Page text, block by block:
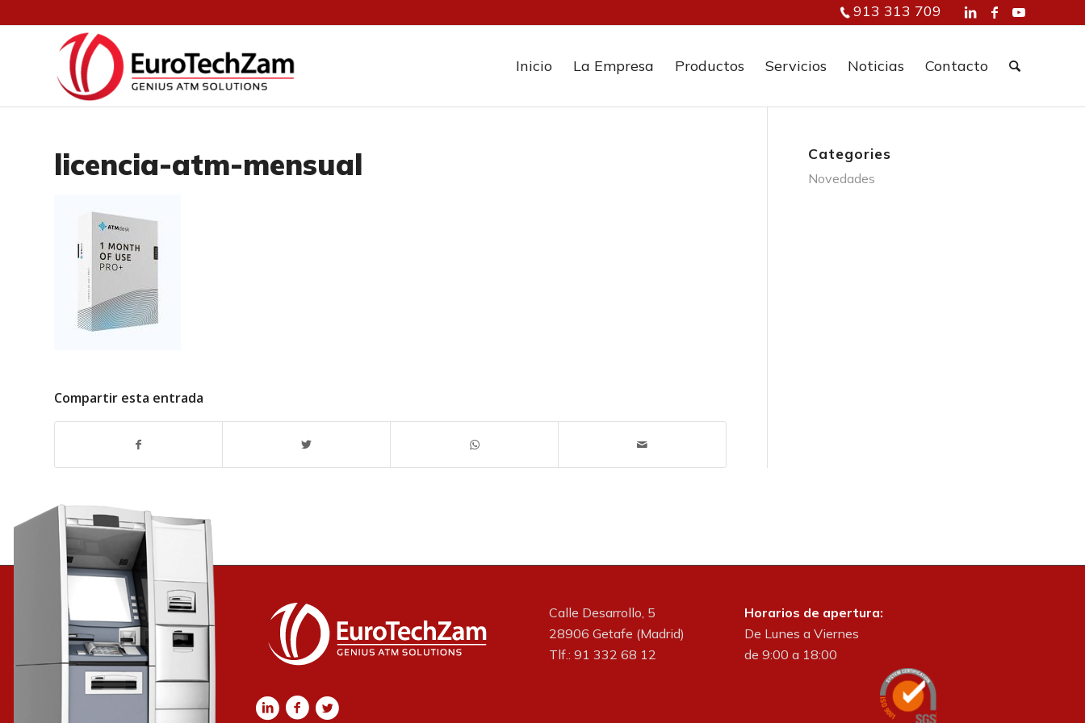
913 313 709
Inicio La Empresa Productos Servicios Noticias Contacto
licencia-atm-mensual
Compartir esta entrada
Categories
Novedades
Calle Desarrollo, 5
28906 Getafe (Madrid)
Tlf.: 91 332 68 12
Horarios de apertura:
De Lunes a Viernes
de 9:00 a 18:00